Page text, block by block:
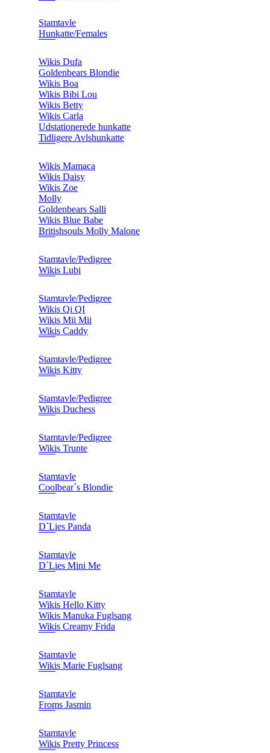
Stamtavle
Hunkatte/Females
Wikis Dufa
Goldenbears Blondie
Wikis Boa
Wikis Bibi Lou
Wikis Betty
Wikis Carla
Udstationerede hunkatte
Tidligere Avlshunkatte
Wikis Mamaca
Wikis Daisy
Wikis Zoe
Molly
Goldenbears Salli
Wikis Blue Babe
Britishsouls Molly Malone
Stamtavle/Pedigree
Wikis Lubi
Stamtavle/Pedigree
Wikis Qi QI
Wikis Mii Mii
Wikis Caddy
Stamtavle/Pedigree
Wikis Kitty
Stamtavle/Pedigree
Wikis Duchess
Stamtavle/Pedigree
Wikis Trunte
Stamtavle
Coolbear´s Blondie
Stamtavle
D´Lies Panda
Stamtavle
D´Lies Mini Me
Stamtavle
Wikis Hello Kitty
Wikis Manuka Fuglsang
Wikis Creamy Frida
Stamtavle
Wikis Marie Fuglsang
Stamtavle
Froms Jasmin
Stamtavle
Wikis Pretty Princess